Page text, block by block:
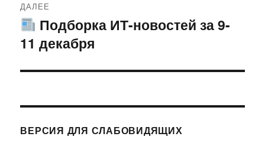
ДАЛЕЕ
Следующая
запись:
Подборка ИТ-новостей за 9-
11 декабря
ВЕРСИЯ ДЛЯ СЛАБОВИДЯЩИХ